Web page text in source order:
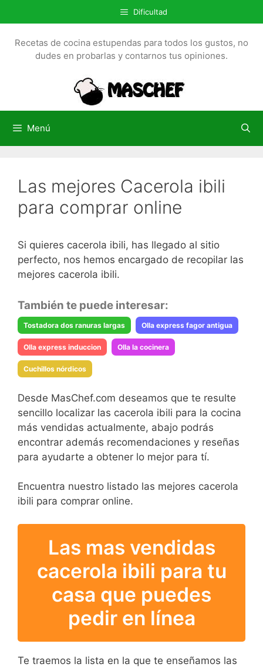
a
l
Dificultad
Recetas de cocina estupendas para todos los gustos, no
dudes en probarlas y contarnos tus opiniones.
Menú
Las mejores Cacerola ibili
para comprar online
Si quieres cacerola ibili, has llegado al sitio
perfecto, nos hemos encargado de recopilar las
mejores cacerola ibili.
También te puede interesar:
Tostadora dos ranuras largas Olla express fagor antigua
Olla express induccion Olla la cocinera
Cuchillos nórdicos
Desde MasChef.com deseamos que te resulte
sencillo localizar las cacerola ibili para la cocina
más vendidas actualmente, abajo podrás
encontrar además recomendaciones y reseñas
para ayudarte a obtener lo mejor para tí.
Encuentra nuestro listado las mejores cacerola
ibili para comprar online.
Las mas vendidas
cacerola ibili para tu
casa que puedes
pedir en línea
Te traemos la lista en la que te enseñamos las